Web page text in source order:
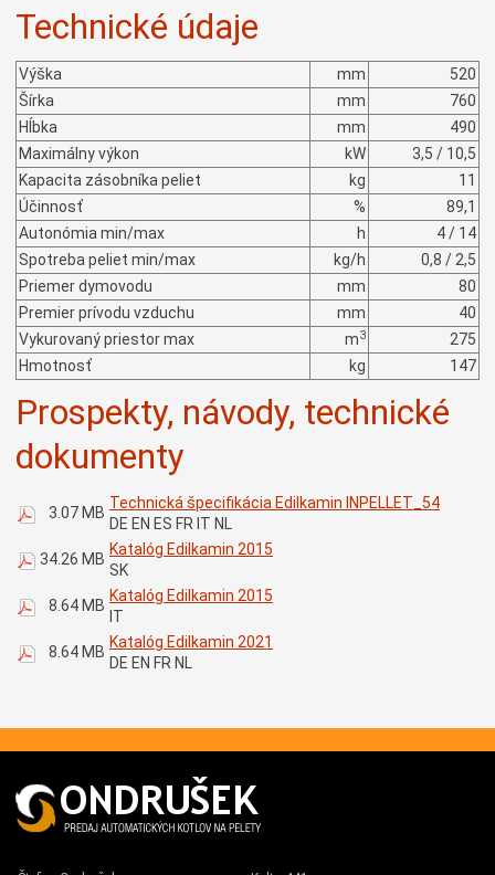
Technické údaje
Výška mm
520
Šírka
mm
760
Hĺbka
mm
490
Maximálny výkon
kW
3,5 / 10,5
Kapacita zásobníka peliet
kg
11
Účinnosť
%
89,1
Autonómia min/max
h
4 / 14
Spotreba peliet min/max
kg/h
0,8 / 2,5
Priemer dymovodu
mm
80
Premier prívodu vzduchu
mm
40
Vykurovaný priestor max
m3
275
Hmotnosť
kg 147
Prospekty, návody, technické
dokumenty
3.07 MB
Technická špecifikácia Edilkamin INPELLET_54
DE EN ES FR IT NL
34.26 MB
Katalóg Edilkamin 2015
SK
8.64 MB
Katalóg Edilkamin 2015
IT
8.64 MB
Katalóg Edilkamin 2021
DE EN FR NL